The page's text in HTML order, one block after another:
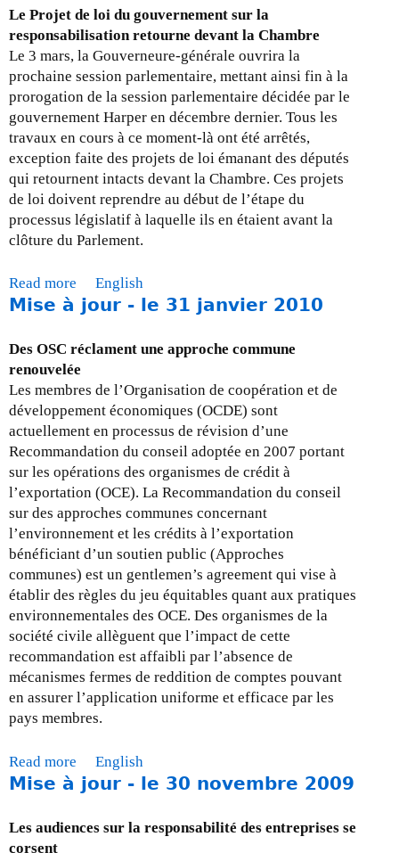
i
l
2
0
1
0
u
t
M
i
s
e
à
j
o
u
r
-
3
1
a
r
s
2
0
1
0
Le Projet de loi du gouvernement sur la
responsabilisation retourne devant la Chambre
Le 3 mars, la Gouverneure-générale ouvrira la
prochaine session parlementaire, mettant ainsi fin à la
prorogation de la session parlementaire décidée par le
gouvernement Harper en décembre dernier. Tous les
travaux en cours à ce moment-là ont été arrêtés,
exception faite des projets de loi émanant des députés
qui retournent intacts devant la Chambre. Ces projets
de loi doivent reprendre au début de l’étape du
processus législatif à laquelle ils en étaient avant la
clôture du Parlement.
Read more
b
u
t
M
i
s
e
à
j
o
u
r
-
l
e
2
8
f
é
v
e
r
0
English
Mise à jour - le 31 janvier 2010
Des OSC réclament une approche commune
renouvelée
Les membres de l’Organisation de coopération et de
développement économiques (OCDE) sont
actuellement en processus de révision d’une
Recommandation du conseil adoptée en 2007 portant
sur les opérations des organismes de crédit à
l’exportation (OCE). La Recommandation du conseil
sur des approches communes concernant
l’environnement et les crédits à l’exportation
bénéficiant d’un soutien public (Approches
communes) est un gentlemen’s agreement qui vise à
établir des règles du jeu équitables quant aux pratiques
environnementales des OCE. Des organismes de la
société civile allèguent que l’impact de cette
recommandation est affaibli par l’absence de
mécanismes fermes de reddition de comptes pouvant
en assurer l’application uniforme et efficace par les
pays membres.
Read more
b
u
English
Mise à jour - le 30 novembre 2009
Les audiences sur la responsabilité des entreprises se
corsent